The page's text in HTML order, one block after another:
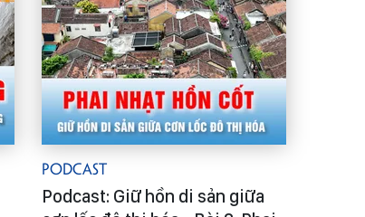
Podcast
Podcast: Giữ hồn di sản giữa